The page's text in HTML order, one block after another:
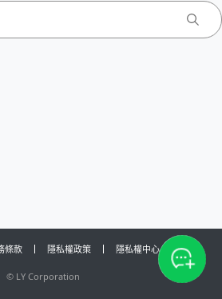
條款 隱私權政策 隱私權中心
© LY Corporation